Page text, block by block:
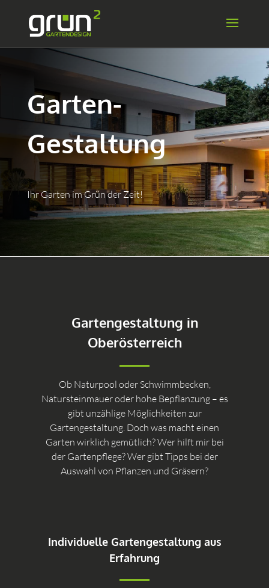
Garten-
Gestaltung
Ihr Garten im Grün der Zeit!
Gartengestaltung in
Oberösterreich
Ob Naturpool oder Schwimmbecken,
Natursteinmauer oder hohe Bepflanzung – es
gibt unzählige Möglichkeiten zur
Gartengestaltung. Doch was macht einen
Garten wirklich gemütlich? Wer hilft mir bei
der Gartenpflege? Wer gibt Tipps bei der
Auswahl von Pflanzen und Gräsern?
Individuelle Gartengestaltung aus
Erfahrung